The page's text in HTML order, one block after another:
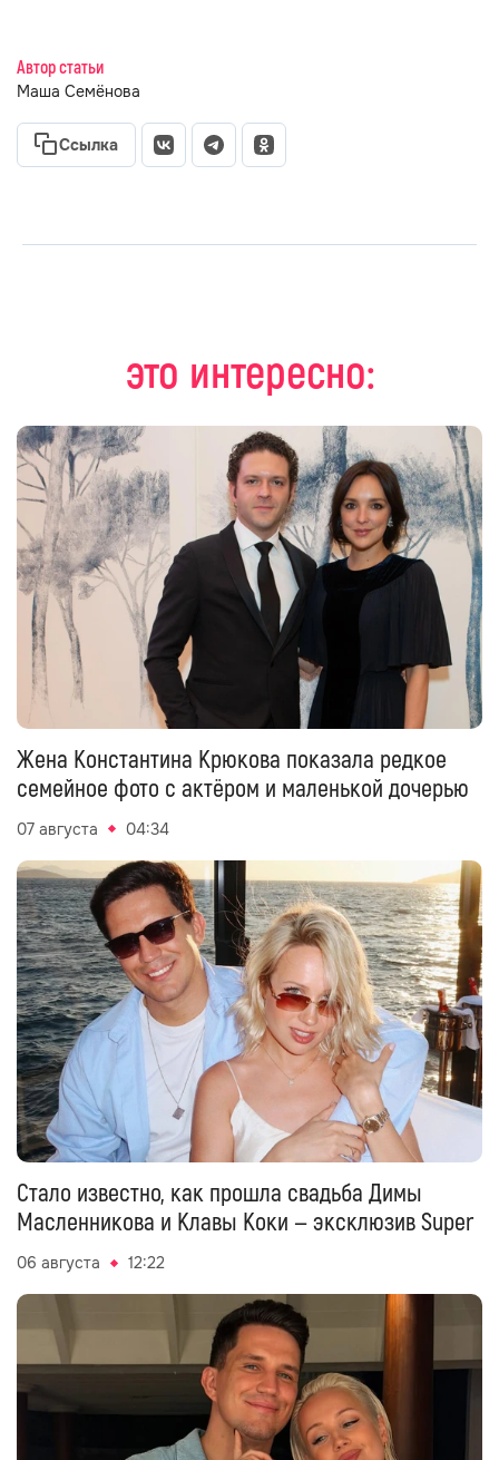
Автор статьи
Маша Семёнова
Ссылка
это интересно:
Жена Константина Крюкова показала редкое
семейное фото с актёром и маленькой дочерью
07 августа 04:34
Стало известно, как прошла свадьба Димы
Масленникова и Клавы Коки — эксклюзив Super
06 августа 12:22